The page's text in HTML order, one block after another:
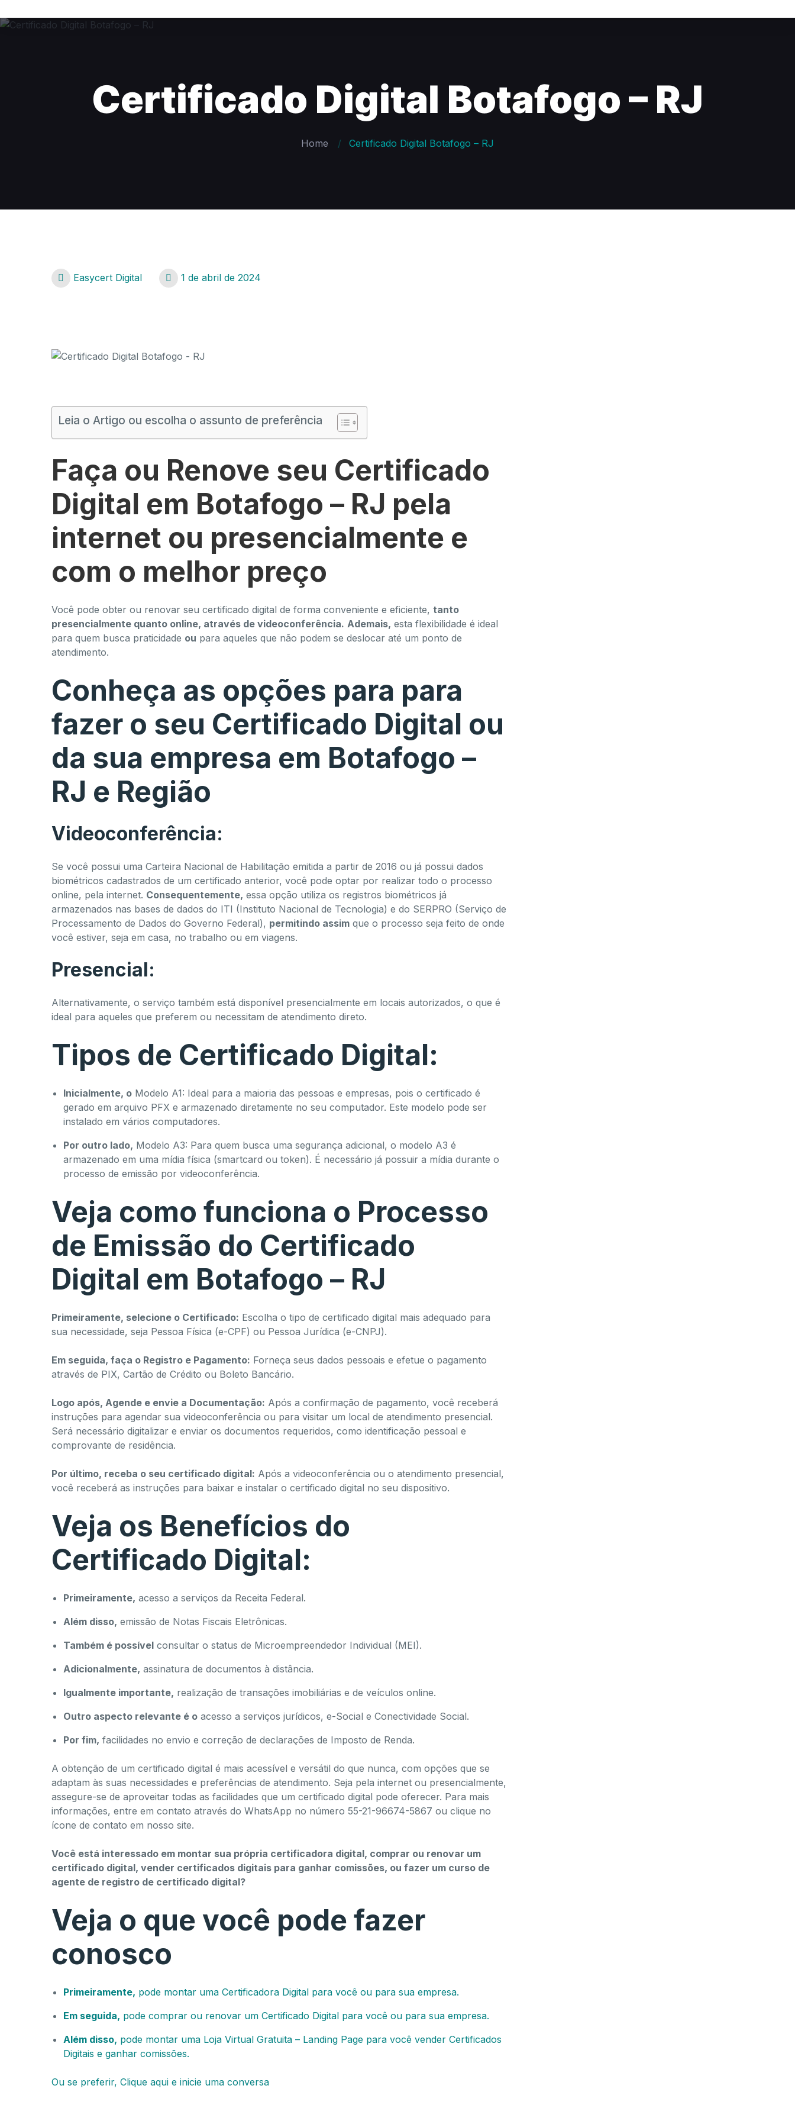
Certificado Digital Botafogo – RJ
Home Certificado Digital Botafogo – RJ
Easycert Digital 1 de abril de 2024
Leia o Artigo ou escolha o assunto de preferência
Faça ou Renove seu Certificado
Digital em Botafogo – RJ pela
internet ou presencialmente e
com o melhor preço
Você pode obter ou renovar seu certificado digital de forma conveniente e eficiente, tanto
presencialmente quanto online, através de videoconferência. Ademais, esta flexibilidade é ideal
para quem busca praticidade ou para aqueles que não podem se deslocar até um ponto de
atendimento.
Conheça as opções para para
fazer o seu Certificado Digital ou
da sua empresa em Botafogo –
RJ e Região
Videoconferência:
Se você possui uma Carteira Nacional de Habilitação emitida a partir de 2016 ou já possui dados
biométricos cadastrados de um certificado anterior, você pode optar por realizar todo o processo
online, pela internet. Consequentemente, essa opção utiliza os registros biométricos já
armazenados nas bases de dados do ITI (Instituto Nacional de Tecnologia) e do SERPRO (Serviço de
Processamento de Dados do Governo Federal), permitindo assim que o processo seja feito de onde
você estiver, seja em casa, no trabalho ou em viagens.
Presencial:
Alternativamente, o serviço também está disponível presencialmente em locais autorizados, o que é
ideal para aqueles que preferem ou necessitam de atendimento direto.
Tipos de Certificado Digital:
Inicialmente, o Modelo A1: Ideal para a maioria das pessoas e empresas, pois o certificado é
gerado em arquivo PFX e armazenado diretamente no seu computador. Este modelo pode ser
instalado em vários computadores.
Por outro lado, Modelo A3: Para quem busca uma segurança adicional, o modelo A3 é
armazenado em uma mídia física (smartcard ou token). É necessário já possuir a mídia durante o
processo de emissão por videoconferência.
Veja como funciona o Processo
de Emissão do Certificado
Digital em Botafogo – RJ
Primeiramente, selecione o Certificado: Escolha o tipo de certificado digital mais adequado para
sua necessidade, seja Pessoa Física (e-CPF) ou Pessoa Jurídica (e-CNPJ).
Em seguida, faça o Registro e Pagamento: Forneça seus dados pessoais e efetue o pagamento
através de PIX, Cartão de Crédito ou Boleto Bancário.
Logo após, Agende e envie a Documentação: Após a confirmação de pagamento, você receberá
instruções para agendar sua videoconferência ou para visitar um local de atendimento presencial.
Será necessário digitalizar e enviar os documentos requeridos, como identificação pessoal e
comprovante de residência.
Por último, receba o seu certificado digital: Após a videoconferência ou o atendimento presencial,
você receberá as instruções para baixar e instalar o certificado digital no seu dispositivo.
Veja os Benefícios do
Certificado Digital:
Primeiramente, acesso a serviços da Receita Federal.
Além disso, emissão de Notas Fiscais Eletrônicas.
Também é possível consultar o status de Microempreendedor Individual (MEI).
Adicionalmente, assinatura de documentos à distância.
Igualmente importante, realização de transações imobiliárias e de veículos online.
Outro aspecto relevante é o acesso a serviços jurídicos, e-Social e Conectividade Social.
Por fim, facilidades no envio e correção de declarações de Imposto de Renda.
A obtenção de um certificado digital é mais acessível e versátil do que nunca, com opções que se
adaptam às suas necessidades e preferências de atendimento. Seja pela internet ou presencialmente,
assegure-se de aproveitar todas as facilidades que um certificado digital pode oferecer. Para mais
informações, entre em contato através do WhatsApp no número 55-21-96674-5867 ou clique no
ícone de contato em nosso site.
Você está interessado em montar sua própria certificadora digital, comprar ou renovar um
certificado digital, vender certificados digitais para ganhar comissões, ou fazer um curso de
agente de registro de certificado digital?
Veja o que você pode fazer
conosco
Primeiramente, pode montar uma Certificadora Digital para você ou para sua empresa.
Em seguida, pode comprar ou renovar um Certificado Digital para você ou para sua empresa.
Além disso, pode montar uma Loja Virtual Gratuita – Landing Page para você vender Certificados
Digitais e ganhar comissões.
Ou se preferir, Clique aqui e inicie uma conversa